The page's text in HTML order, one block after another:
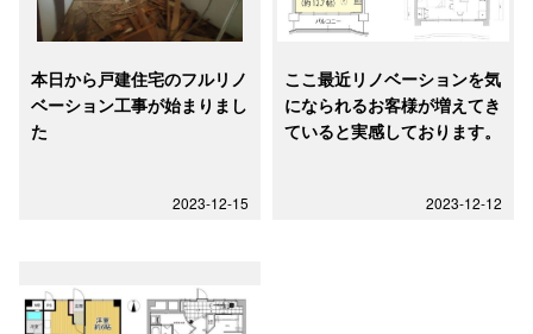
本日から戸建住宅のフルリノ
ベーション工事が始まりまし
た
2023-12-15
ここ最近リノベーションを気
になられるお客様が増えてき
ていると実感しております。
2023-12-12